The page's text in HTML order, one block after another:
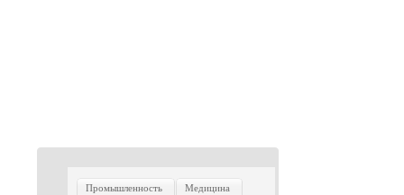
Промышленность
Медицина